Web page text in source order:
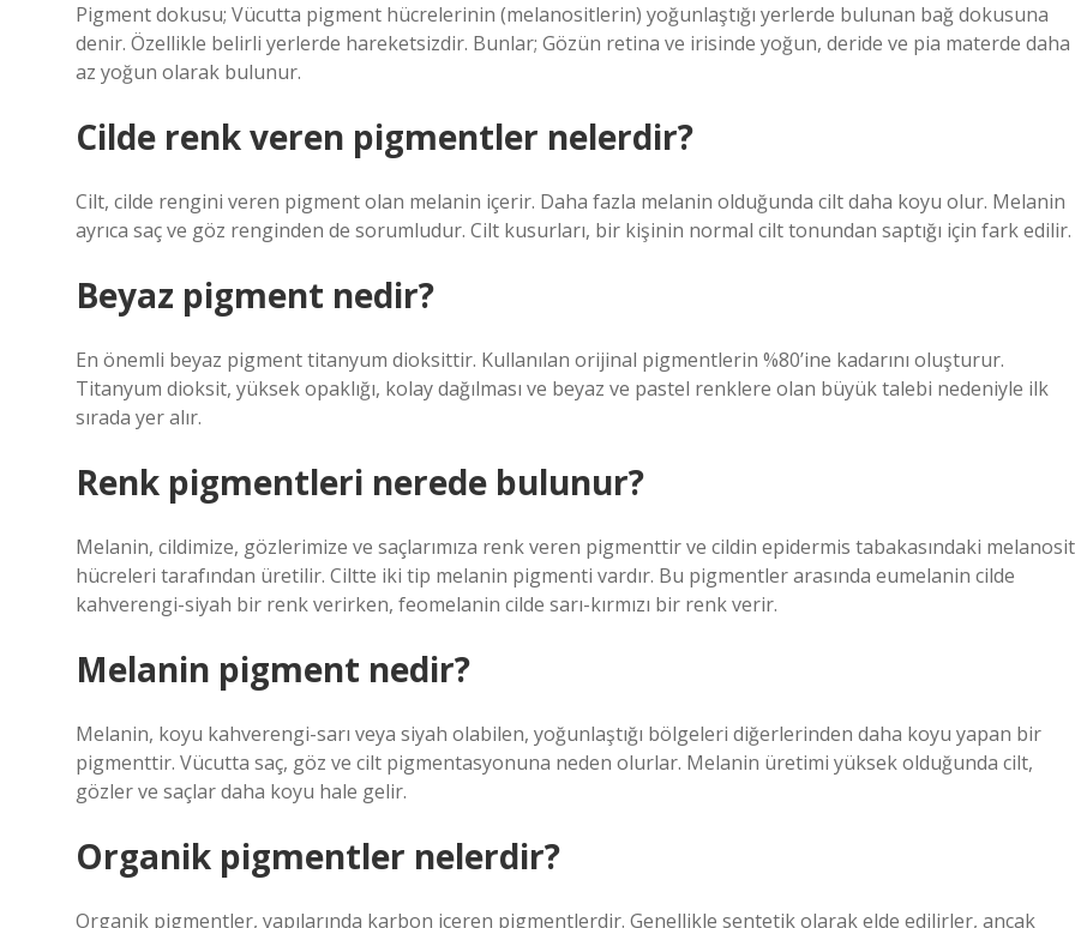
Pigment dokusu; Vücutta pigment hücrelerinin (melanositlerin) yoğunlaştığı yerlerde bulunan bağ dokusuna
denir. Özellikle belirli yerlerde hareketsizdir. Bunlar; Gözün retina ve irisinde yoğun, deride ve pia materde daha
az yoğun olarak bulunur.
Cilde renk veren pigmentler nelerdir?
Cilt, cilde rengini veren pigment olan melanin içerir. Daha fazla melanin olduğunda cilt daha koyu olur. Melanin
ayrıca saç ve göz renginden de sorumludur. Cilt kusurları, bir kişinin normal cilt tonundan saptığı için fark edilir.
Beyaz pigment nedir?
En önemli beyaz pigment titanyum dioksittir. Kullanılan orijinal pigmentlerin %80’ine kadarını oluşturur.
Titanyum dioksit, yüksek opaklığı, kolay dağılması ve beyaz ve pastel renklere olan büyük talebi nedeniyle ilk
sırada yer alır.
Renk pigmentleri nerede bulunur?
Melanin, cildimize, gözlerimize ve saçlarımıza renk veren pigmenttir ve cildin epidermis tabakasındaki melanosit
hücreleri tarafından üretilir. Ciltte iki tip melanin pigmenti vardır. Bu pigmentler arasında eumelanin cilde
kahverengi-siyah bir renk verirken, feomelanin cilde sarı-kırmızı bir renk verir.
Melanin pigment nedir?
Melanin, koyu kahverengi-sarı veya siyah olabilen, yoğunlaştığı bölgeleri diğerlerinden daha koyu yapan bir
pigmenttir. Vücutta saç, göz ve cilt pigmentasyonuna neden olurlar. Melanin üretimi yüksek olduğunda cilt,
gözler ve saçlar daha koyu hale gelir.
Organik pigmentler nelerdir?
Organik pigmentler, yapılarında karbon içeren pigmentlerdir. Genellikle sentetik olarak elde edilirler, ancak